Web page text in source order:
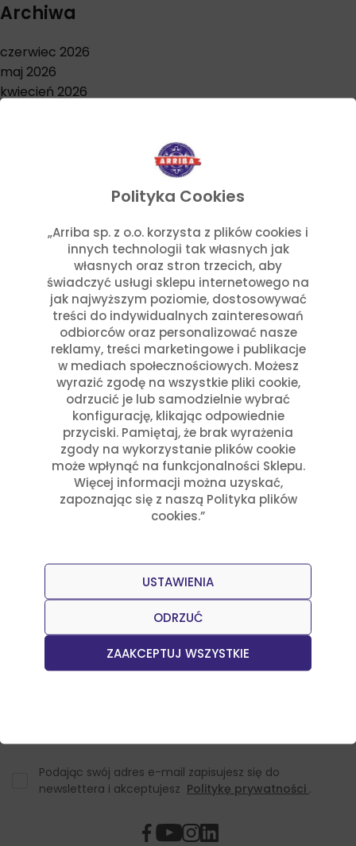
Polityka Cookies
„Arriba sp. z o.o. korzysta z plików cookies i
innych technologii tak własnych jak
własnych oraz stron trzecich, aby
świadczyć usługi sklepu internetowego na
jak najwyższym poziomie, dostosowywać
treści do indywidualnych zainteresowań
odbiorców oraz personalizować nasze
reklamy, treści marketingowe i publikacje
w mediach społecznościowych. Możesz
wyrazić zgodę na wszystkie pliki cookie,
odrzucić je lub samodzielnie wybrać
konfigurację, klikając odpowiednie
przyciski. Pamiętaj, że brak wyrażenia
zgody na wykorzystanie plików cookie
może wpłynąć na funkcjonalności Sklepu.
Więcej informacji można uzyskać,
zapoznając się z naszą Polityka plików
cookies.”
ZAAKCEPTUJ WSZYSTKIE
ODRZUĆ
USTAWIENIA
Archiwa
czerwiec 2026
maj 2026
kwiecień 2026
czerwiec 2025
marzec 2025
styczeń 2025
Kategorie
Aktualności w Arribie(7)
Aktualności z Meksyku(7)
Ciekawostki Turystyczne(4)
Kultura i Historia Meksyku(10)
Potrawy i Gastronomia(11)
Święta Meksykańskie(7)
Święta w Polsce i Meksyku(3)
Dołącz do naszego Newslettera
Otrzymuj informacje o nowościach w sklepie oraz
Podając swój adres e-mail zapisujesz się do
newslettera i akceptujesz Politykę prywatności .